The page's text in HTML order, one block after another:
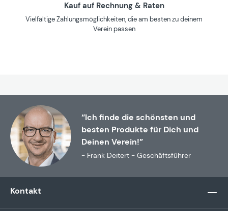
Kauf auf Rechnung & Raten
Vielfältige Zahlungsmöglichkeiten, die am besten zu deinem
Verein passen
“Ich finde die schönsten und
besten Produkte für Dich und
Deinen Verein!”
- Frank Deitert - Geschäftsführer
Kontakt